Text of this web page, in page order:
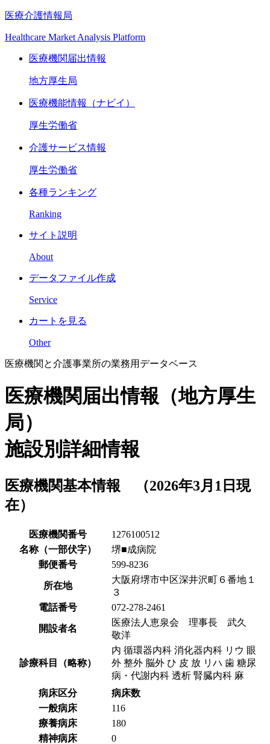
医療介護情報局
Healthcare Market Analysis Platform
医療機関届出情報
地方厚生局
医療機能情報（ナビイ）
厚生労働省
介護サービス情報
厚生労働省
各種ランキング
Ranking
サイト説明
About
データファイル作成
Service
カートを見る
Other
医療機関と介護事業所の業務用データベース
医療機関届出情報（地方厚生
局）
施設別詳細情報
医療機関基本情報 （2026年3月1日現
在）
医療機関番号
1276100512
名称（一部伏字）
堺■成病院
郵便番号
599-8236
所在地
大阪府堺市中区深井沢町６番地１
３
電話番号
072-278-2461
開設者名
医療法人恵泉会 理事長 武久
敬洋
診療科目（略称）
内 循環器内科 消化器内科 リウ 眼
外 整外 脳外 ひ 皮 放 リハ 歯 糖尿
病・代謝内科 透析 腎臓内科 麻
病床区分
病床数
一般病床
116
療養病床
180
精神病床
0